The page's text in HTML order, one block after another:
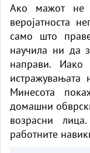
Ако мажот не
веројатноста
само што
научила ни да
направи. Иако
Минесота
домашни
возрасни
работните